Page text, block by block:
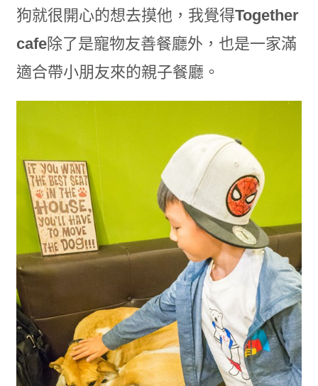
狗就很開心的想去摸他，我覺得Together
cafe除了是寵物友善餐廳外，也是一家滿
適合帶小朋友來的親子餐廳。